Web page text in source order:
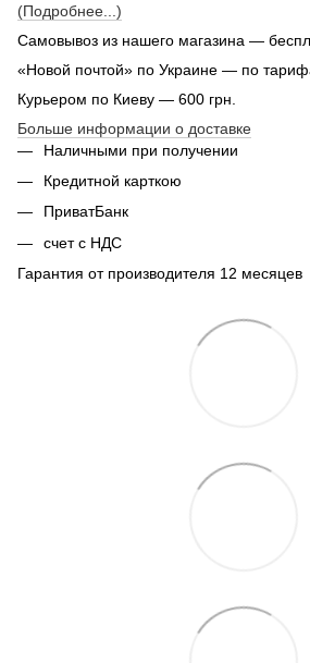
(Подробнее...)
Самовывоз из нашего магазина —
«Новой почтой» по Украине — по
Курьером по Киеву — 600 грн.
Больше информации о доставке
Наличными при получении
Кредитной карткою
ПриватБанк
счет с НДС
Гарантия от производителя 12 месяцев